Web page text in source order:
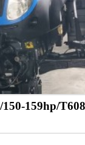
159hp/